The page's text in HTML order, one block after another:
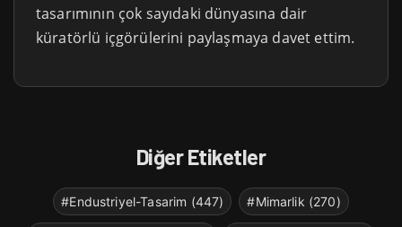
tasarımının çok sayıdaki dünyasına dair
küratörlü içgörülerini paylaşmaya davet ettim.
Diğer Etiketler
#Endustriyel-Tasarim (447) #Mimarlik (270)